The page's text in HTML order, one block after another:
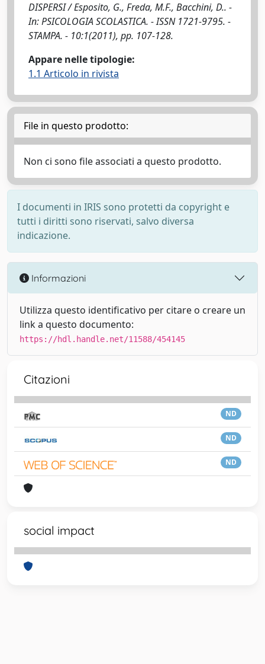
DISPERSI / Esposito, G., Freda, M.F., Bacchini, D.. -
In: PSICOLOGIA SCOLASTICA. - ISSN 1721-9795. -
STAMPA. - 10:1(2011), pp. 107-128.
Appare nelle tipologie:
1.1 Articolo in rivista
File in questo prodotto:
Non ci sono file associati a questo prodotto.
I documenti in IRIS sono protetti da copyright e
tutti i diritti sono riservati, salvo diversa
indicazione.
Informazioni
Utilizza questo identificativo per citare o creare un
link a questo documento:
https://hdl.handle.net/11588/454145
Citazioni
ND
ND
ND
social impact